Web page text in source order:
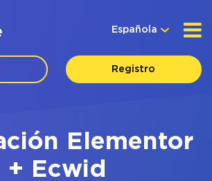
Española
Registro
Elementor
+ Ecwid